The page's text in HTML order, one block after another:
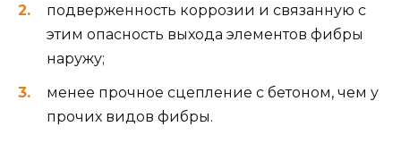
подверженность коррозии и связанную с
этим опасность выхода элементов фибры
наружу;
менее прочное сцепление с бетоном, чем у
прочих видов фибры.